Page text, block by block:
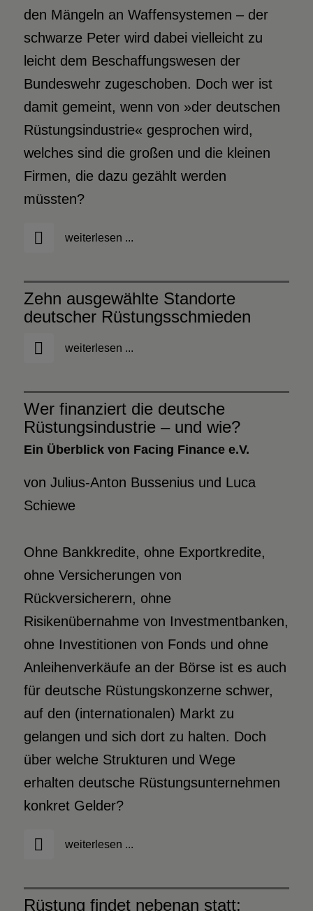
den Mängeln an Waffensystemen – der
schwarze Peter wird dabei vielleicht zu
leicht dem Beschaffungswesen der
Bundeswehr zugeschoben. Doch wer ist
damit gemeint, wenn von »der deutschen
Rüstungsindustrie« gesprochen wird,
welches sind die großen und die kleinen
Firmen, die dazu gezählt werden
müssten?
weiterlesen ...
Zehn ausgewählte Standorte
deutscher Rüstungsschmieden
weiterlesen ...
Wer finanziert die deutsche
Rüstungsindustrie – und wie?
Ein Überblick von Facing Finance e.V.
von Julius-Anton Bussenius und Luca
Schiewe
Ohne Bankkredite, ohne Exportkredite,
ohne Versicherungen von
Rückversicherern, ohne
Risikenübernahme von Investmentbanken,
ohne Investitionen von Fonds und ohne
Anleihenverkäufe an der Börse ist es auch
für deutsche Rüstungskonzerne schwer,
auf den (internationalen) Markt zu
gelangen und sich dort zu halten. Doch
über welche Strukturen und Wege
erhalten deutsche Rüstungsunternehmen
konkret Gelder?
weiterlesen ...
Rüstung findet nebenan statt: